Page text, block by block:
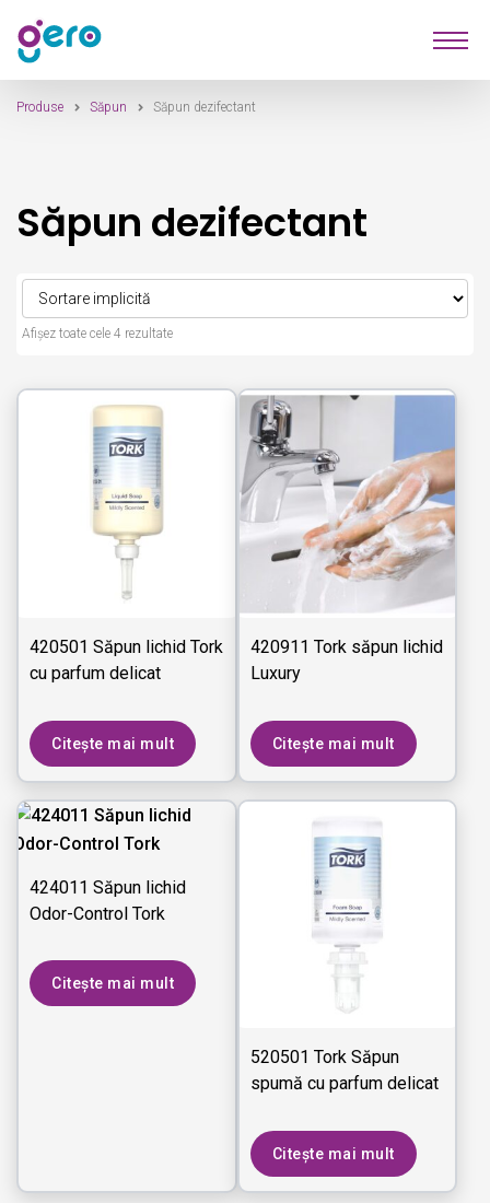
Sari
la
navigare
Sari
la
conținut
Produse
Contact
Produse Săpun Săpun dezifectant
Săpun dezifectant
Afișez toate cele 4 rezultate
420501 Săpun lichid Tork
cu parfum delicat
Citește mai mult
420911 Tork săpun lichid
Luxury
Citește mai mult
424011 Săpun lichid
Odor-Control Tork
Citește mai mult
520501 Tork Săpun
spumă cu parfum delicat
Citește mai mult